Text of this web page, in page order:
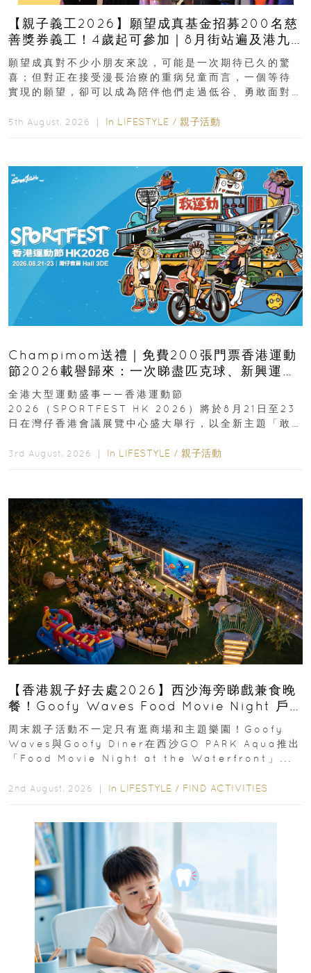
【親子義工2026】願望成真基金招募200名慈
善獎券義工！4歲起可參加｜8月街站遍及港九
新界
願望成真對不少小朋友來說，可能是一次期待已久的驚
喜；但對正在接受漫長治療的重病兒童而言，一個等待
實現的願望，卻可以成為陪伴他們走過低谷、勇敢面對
5th August, 2026 ｜ In LIFESTYLE / 親子活動
Champimom送禮｜免費200張門票香港運動
節2026載譽歸來：一次睇盡匹克球、新興運
動、街舞比賽＋逾百運動品牌展覽
全港大型運動盛事——香港運動節
2026（SPORTFEST HK 2026）將於8月21日至23
日在灣仔香港會議展覽中心盛大舉行，以全新主題「敢
3rd August, 2026 ｜ In LIFESTYLE / 親子活動
【香港親子好去處2026】西沙海旁睇戲兼食晚
餐！Goofy Waves Food Movie Night 戶
外影院逢週末登場
周末親子活動不一定只有逛商場和主題樂園！Goofy
Waves與Goofy Diner在西沙GO PARK Aqua推出
「Food Movie Night at the Waterfront」...
2nd August, 2026 ｜ In LIFESTYLE / FIND ACTIVITIES